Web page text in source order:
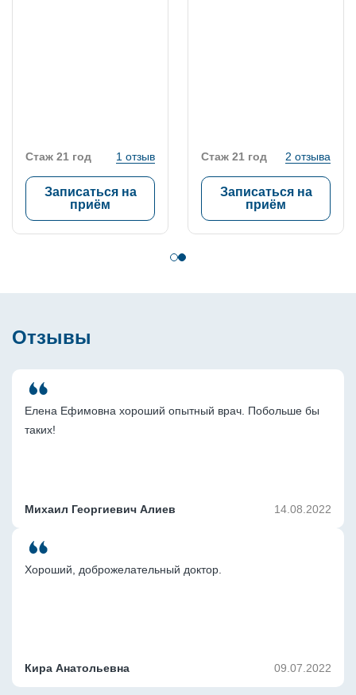
Стаж 21 год 1 отзыв
Записаться на
приём
Стаж 21 год 2 отзыва
Записаться на
приём
Отзывы
Елена Ефимовна хороший опытный врач. Побольше бы
таких!
Михаил Георгиевич Алиев 14.08.2022
Хороший, доброжелательный доктор.
Кира Анатольевна 09.07.2022